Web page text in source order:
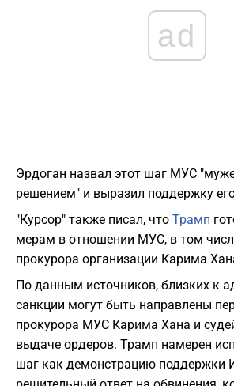
ad
Эрдоган назвал этот шаг МУС
решением" и выразил поддержку
"Курсор" также писал, что Трамп
мерам в отношении МУС, в том
прокурора организации Карима
По данным источников, близких к
санкции могут быть направлены
прокурора МУС Карима Хана и
выдаче ордеров. Трамп намерен
шаг как демонстрацию поддержки